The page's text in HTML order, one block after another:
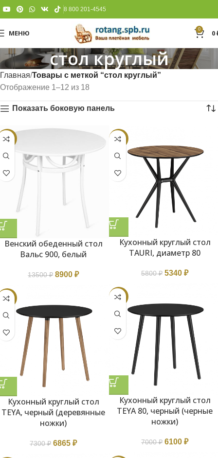
8 800 201-4545
МЕНЮ 0 0
стол круглый
Главная Товары с меткой “стол круглый”
Отображение 1–12 из 18
Показать боковую панель
-34%
Венский обеденный стол
Вальс 900, белый
13500₽ 8900 ₽
-8%
Кухонный круглый стол
TAURI, диаметр 80
5800₽ 5340 ₽
-13%
Кухонный круглый стол
TEYA 80, черный (черные
ножки)
7000₽ 6100 ₽
-6%
Кухонный круглый стол
TEYA, черный (деревянные
ножки)
7300₽ 6865 ₽